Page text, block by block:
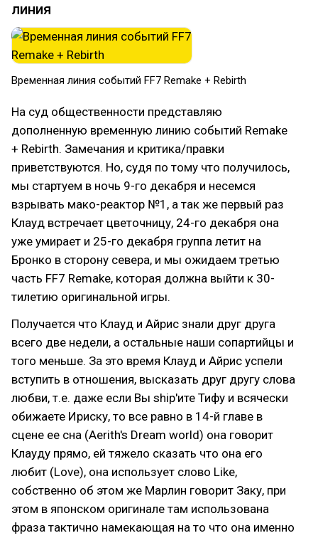
линия
Временная линия событий FF7 Remake + Rebirth
На суд общественности представляю
дополненную временную линию событий Remake
+ Rebirth. Замечания и критика/правки
приветствуются. Но, судя по тому что получилось,
мы стартуем в ночь 9-го декабря и несемся
взрывать мако-реактор №1, а так же первый раз
Клауд встречает цветочницу, 24-го декабря она
уже умирает и 25-го декабря группа летит на
Бронко в сторону севера, и мы ожидаем третью
часть FF7 Remake, которая должна выйти к 30-
тилетию оригинальной игры.
Получается что Клауд и Айрис знали друг друга
всего две недели, а остальные наши сопартийцы и
того меньше. За это время Клауд и Айрис успели
вступить в отношения, высказать друг другу слова
любви, т.е. даже если Вы ship'ите Тифу и всячески
обижаете Ириску, то все равно в 14-й главе в
сцене ее сна (Aerith's Dream world) она говорит
Клауду прямо, ей тяжело сказать что она его
любит (Love), она использует слово Like,
собственно об этом же Марлин говорит Заку, при
этом в японском оригинале там использована
фраза тактично намекающая на то что она именно